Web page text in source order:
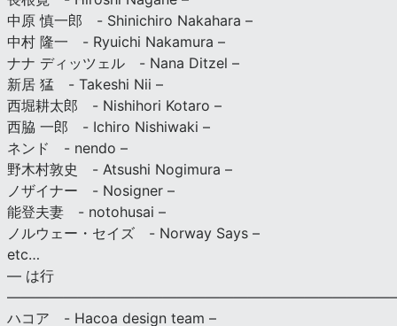
中原 慎一郎 - Shinichiro Nakahara –
中村 隆一 - Ryuichi Nakamura –
ナナ ディッツェル - Nana Ditzel –
新居 猛 - Takeshi Nii –
西堀耕太郎 - Nishihori Kotaro –
西脇 一郎 - Ichiro Nishiwaki –
ネンド - nendo –
野木村敦史 - Atsushi Nogimura –
ノザイナー - Nosigner –
能登夫妻 - notohusai –
ノルウェー・セイズ - Norway Says –
etc…
— は行
ハコア - Hacoa design team –